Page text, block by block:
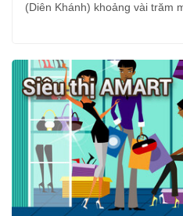
(Diên Khánh) khoảng vài trăm